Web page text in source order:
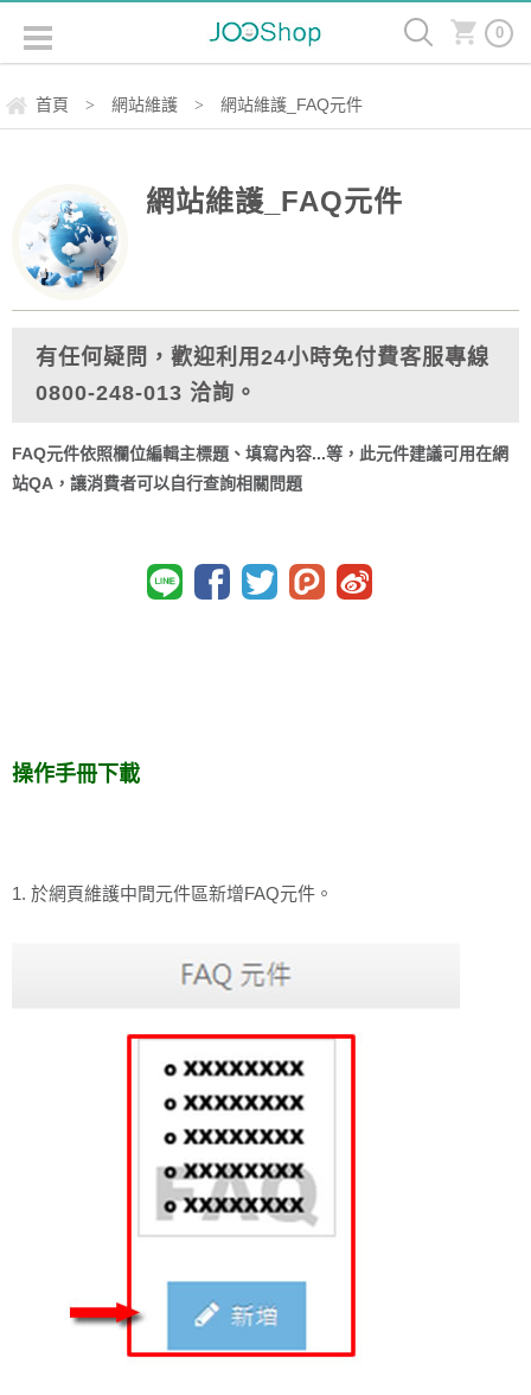
0
首頁 > 網站維護 > 網站維護_FAQ元件
網站維護_FAQ元件
有任何疑問，歡迎利用24小時免付費客服專線
0800-248-013 洽詢。
FAQ元件依照欄位編輯主標題、填寫內容...等，此元件建議可用在網
站QA，讓消費者可以自行查詢相關問題
操作手冊下載
1. 於網頁維護中間元件區新增FAQ元件。